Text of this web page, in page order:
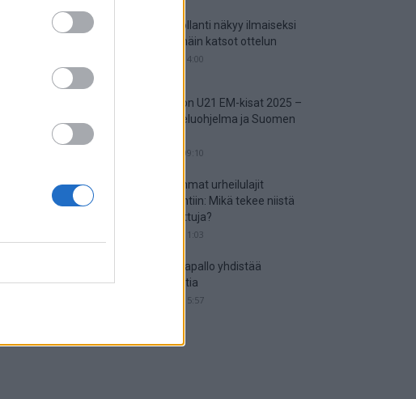
Suomi-Hollanti näkyy ilmaiseksi
TV:stä – näin katsot ottelun
06.06.2025 14:00
Jalkapallon U21 EM-kisat 2025 –
tässä otteluohjelma ja Suomen
18.05.2025 09:10
Suosituimmat urheilulajit
vedonlyöntiin: Mikä tekee niistä
niin suosittuja?
05.05.2025 11:03
Miten jalkapallo yhdistää
kansakuntia
25.04.2025 15:57